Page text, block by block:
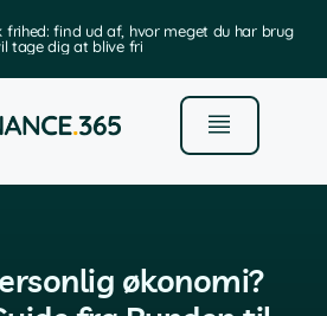
brug
den bedste software til
økonomi?